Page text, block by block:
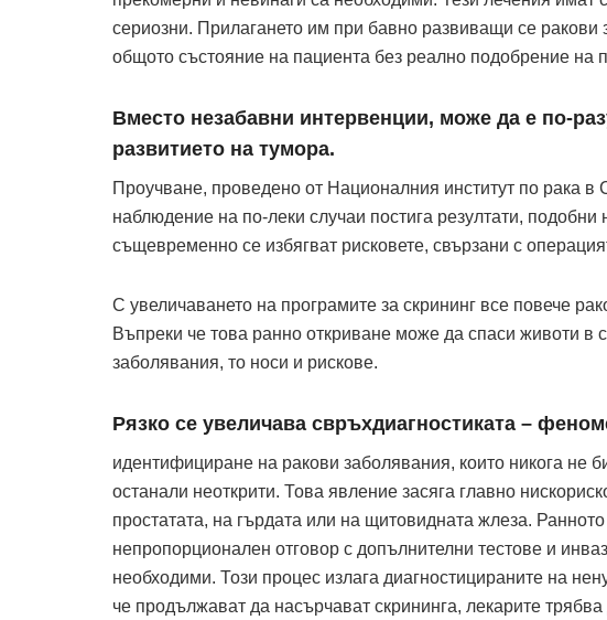
сериозни. Прилагането им при бавно развиващи се
общото състояние на пациента без реално подобрение на
Вместо незабавни интервенции, може да е по-
развитието на тумора.
Проучване, проведено от Националния институт по рака
наблюдение на по-леки случаи постига резултати, подобни
същевременно се избягват рисковете, свързани с
С увеличаването на програмите за скрининг все повече
Въпреки че това ранно откриване може да спаси животи в
заболявания, то носи и рискове.
Рязко се увеличава свръхдиагностиката –
идентифициране на ракови заболявания, които никога не
останали неоткрити. Това явление засяга главно
простатата, на гърдата или на щитовидната жлеза.
непропорционален отговор с допълнителни тестове и
необходими. Този процес излага диагностицираните на
че продължават да насърчават скрининга, лекарите